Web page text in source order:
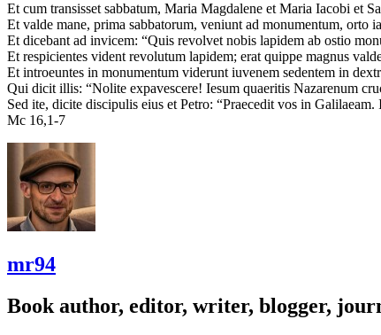
Et cum transisset sabbatum, Maria Magdalene et Maria Iacobi et
Et valde mane, prima sabbatorum, veniunt ad monumentum, orto
Et dicebant ad invicem: “Quis revolvet nobis lapidem ab ostio
Et respicientes vident revolutum lapidem; erat quippe magnus
Et introeuntes in monumentum viderunt iuvenem sedentem in
Qui dicit illis: “Nolite expavescere! Iesum quaeritis Nazarenum
Sed ite, dicite discipulis eius et Petro: “Praecedit vos in
Mc 16,1-7
mr94
Book author, editor, writer, blogger,